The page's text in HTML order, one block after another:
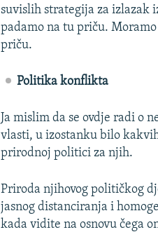
suvislih strategija za izlazak
padamo na tu priču.
priču.
Politika konflikta
Ja mislim da se ovdje radi o
vlasti, u izostanku bilo
prirodnoj politici za njih.
Priroda njihovog političkog
jasnog distanciranja i
kada vidite na osnovu čega